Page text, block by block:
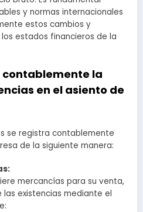
y normas internacionales
estos cambios y
estados financieros de la
contablemente la
en el asiento de
se registra contablemente
de la siguiente manera:
mercancías para su venta,
existencias mediante el